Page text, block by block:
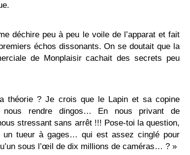
déchire peu à peu le voile de l’apparat et fait
échos dissonants. On se doutait que la
de Monplaisir cachait des secrets peu
théorie ? Je crois que le Lapin et sa copine
nous rendre dingos… En nous privant de
stressant sans arrêt !!! Pose-toi la question,
tueur à gages… qui est assez cinglé pour
sous l’œil de dix millions de caméras… ? »